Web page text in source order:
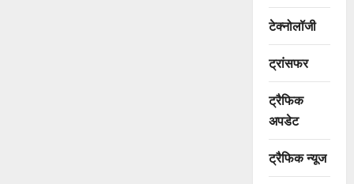
टेक्नोलॉजी
ट्रांसफर
ट्रैफिक
अपडेट
ट्रैफिक न्यूज